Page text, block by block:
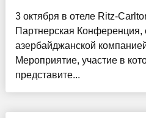
3 октября в отеле Ritz-
Партнерская Конференция,
азербайджанской
Мероприятие, участие в
представите...